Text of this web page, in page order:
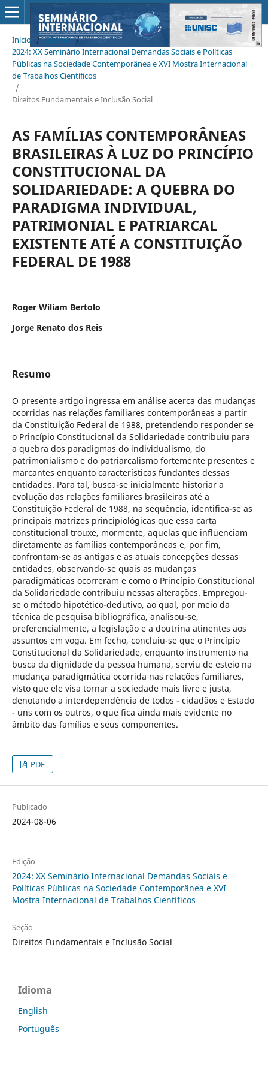
Início / Acervo /
2024: XX Seminário Internacional Demandas Sociais e Políticas
Públicas na Sociedade Contemporânea e XVI Mostra Internacional
de Trabalhos Científicos
/
Direitos Fundamentais e Inclusão Social
AS FAMÍLIAS CONTEMPORÂNEAS
BRASILEIRAS À LUZ DO PRINCÍPIO
CONSTITUCIONAL DA
SOLIDARIEDADE: A QUEBRA DO
PARADIGMA INDIVIDUAL,
PATRIMONIAL E PATRIARCAL
EXISTENTE ATÉ A CONSTITUIÇÃO
FEDERAL DE 1988
Roger Wiliam Bertolo
Jorge Renato dos Reis
Resumo
O presente artigo ingressa em análise acerca das mudanças
ocorridas nas relações familiares contemporâneas a partir
da Constituição Federal de 1988, pretendendo responder se
o Princípio Constitucional da Solidariedade contribuiu para
a quebra dos paradigmas do individualismo, do
patrimonialismo e do patriarcalismo fortemente presentes e
marcantes enquanto características fundantes dessas
entidades. Para tal, busca-se inicialmente historiar a
evolução das relações familiares brasileiras até a
Constituição Federal de 1988, na sequência, identifica-se as
principais matrizes principiológicas que essa carta
constitucional trouxe, mormente, aquelas que influenciam
diretamente as famílias contemporâneas e, por fim,
confrontam-se as antigas e as atuais concepções dessas
entidades, observando-se quais as mudanças
paradigmáticas ocorreram e como o Princípio Constitucional
da Solidariedade contribuiu nessas alterações. Empregou-
se o método hipotético-dedutivo, ao qual, por meio da
técnica de pesquisa bibliográfica, analisou-se,
preferencialmente, a legislação e a doutrina atinentes aos
assuntos em voga. Em fecho, concluiu-se que o Princípio
Constitucional da Solidariedade, enquanto instrumento na
busca da dignidade da pessoa humana, serviu de esteio na
mudança paradigmática ocorrida nas relações familiares,
visto que ele visa tornar a sociedade mais livre e justa,
denotando a interdependência de todos - cidadãos e Estado
- uns com os outros, o que fica ainda mais evidente no
âmbito das famílias e seus componentes.
PDF
Publicado
2024-08-06
Edição
2024: XX Seminário Internacional Demandas Sociais e
Políticas Públicas na Sociedade Contemporânea e XVI
Mostra Internacional de Trabalhos Científicos
Seção
Direitos Fundamentais e Inclusão Social
Idioma
English
Português